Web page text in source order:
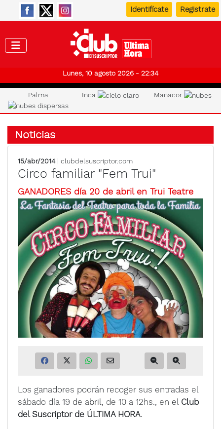
Identifícate Registrate
Lunes, 10 agosto 2026 - 22:34
Palma Inca Manacor
Noticias
15/abr/2014| clubdelsuscriptor.com
Circo familiar "Fem Trui"
GANADORES día 20 de abril en Trui Teatre
Los ganadores podrán recoger sus entradas el
sábado día 19 de abril, de 10 a 12hs., en el Club
del Suscriptor de ÚLTIMA HORA.